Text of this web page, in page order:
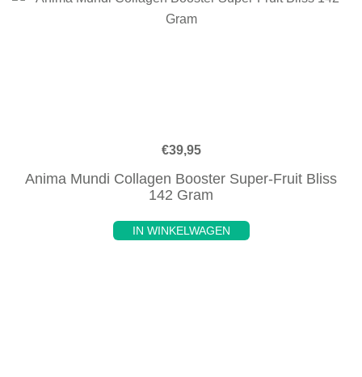
€39,95
Anima Mundi Collagen Booster Super-Fruit Bliss
142 Gram
IN WINKELWAGEN